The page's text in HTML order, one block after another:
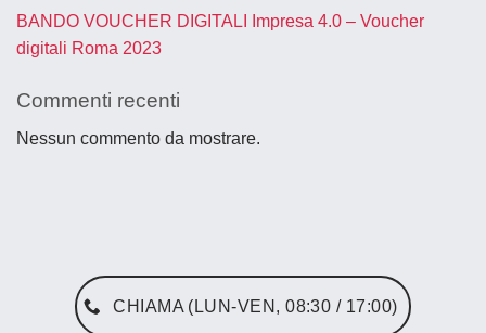
BANDO VOUCHER DIGITALI Impresa 4.0 – Voucher
digitali Roma 2023
Commenti recenti
Nessun commento da mostrare.
CHIAMA (LUN-VEN, 08:30 / 17:00)